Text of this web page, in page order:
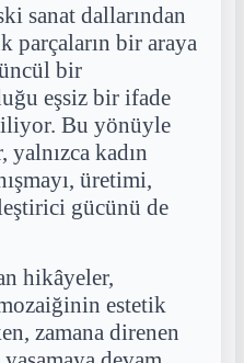
sanat dallarından
parçaların bir araya
bir
eşsiz bir ifade
Bu yönüyle
yalnızca kadın
üretimi,
gücünü de
hikâyeler,
estetik
zamana direnen